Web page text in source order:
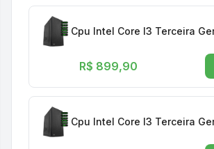
Cpu Intel Core I3 Terceira
R$ 899,90
Cpu Intel Core I3 Terceira